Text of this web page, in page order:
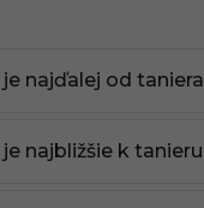
najďalej od taniera
najbližšie k tanieru